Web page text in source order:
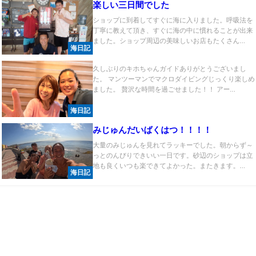
海日記
楽しい三日間でした
ショップに到着してすぐに海に入りました。呼吸法を
丁寧に教えて頂き、すぐに海の中に慣れることが出来
ました。ショップ周辺の美味しいお店もたくさん...
海日記
久しぶりのキホちゃんガイドありがとうございまし
た。 マンツーマンでマクロダイビングじっくり楽しめ
ました。 贅沢な時間を過ごせました！！ アー...
海日記
みじゅんだいばくはつ！！！！
大量のみじゅんを見れてラッキーでした。朝からず～
っとのんびりできいい一日です。砂辺のショップは立
地も良くいつも楽できてよかった。またきます。...